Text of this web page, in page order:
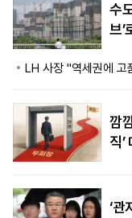
수
브’
LH 사장 "역세권에 고
깜
직’
‘관